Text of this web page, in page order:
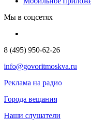
Мы в соцсетях
8 (495) 950-62-26
info@govoritmoskva.ru
Реклама на радио
Города вещания
Наши слушатели